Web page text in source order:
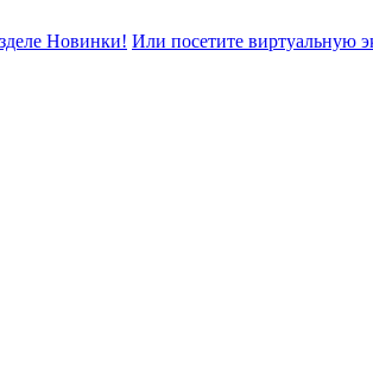
Новинки! Или посетите виртуальную